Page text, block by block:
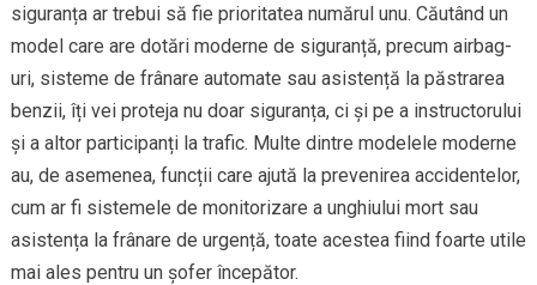
siguranța ar trebui să fie prioritatea numărul unu. Căutând un
model care are dotări moderne de siguranță, precum airbag-
uri, sisteme de frânare automate sau asistență la păstrarea
benzii, îți vei proteja nu doar siguranța, ci și pe a instructorului
și a altor participanți la trafic. Multe dintre modelele moderne
au, de asemenea, funcții care ajută la prevenirea accidentelor,
cum ar fi sistemele de monitorizare a unghiului mort sau
asistența la frânare de urgență, toate acestea fiind foarte utile
mai ales pentru un șofer începător.